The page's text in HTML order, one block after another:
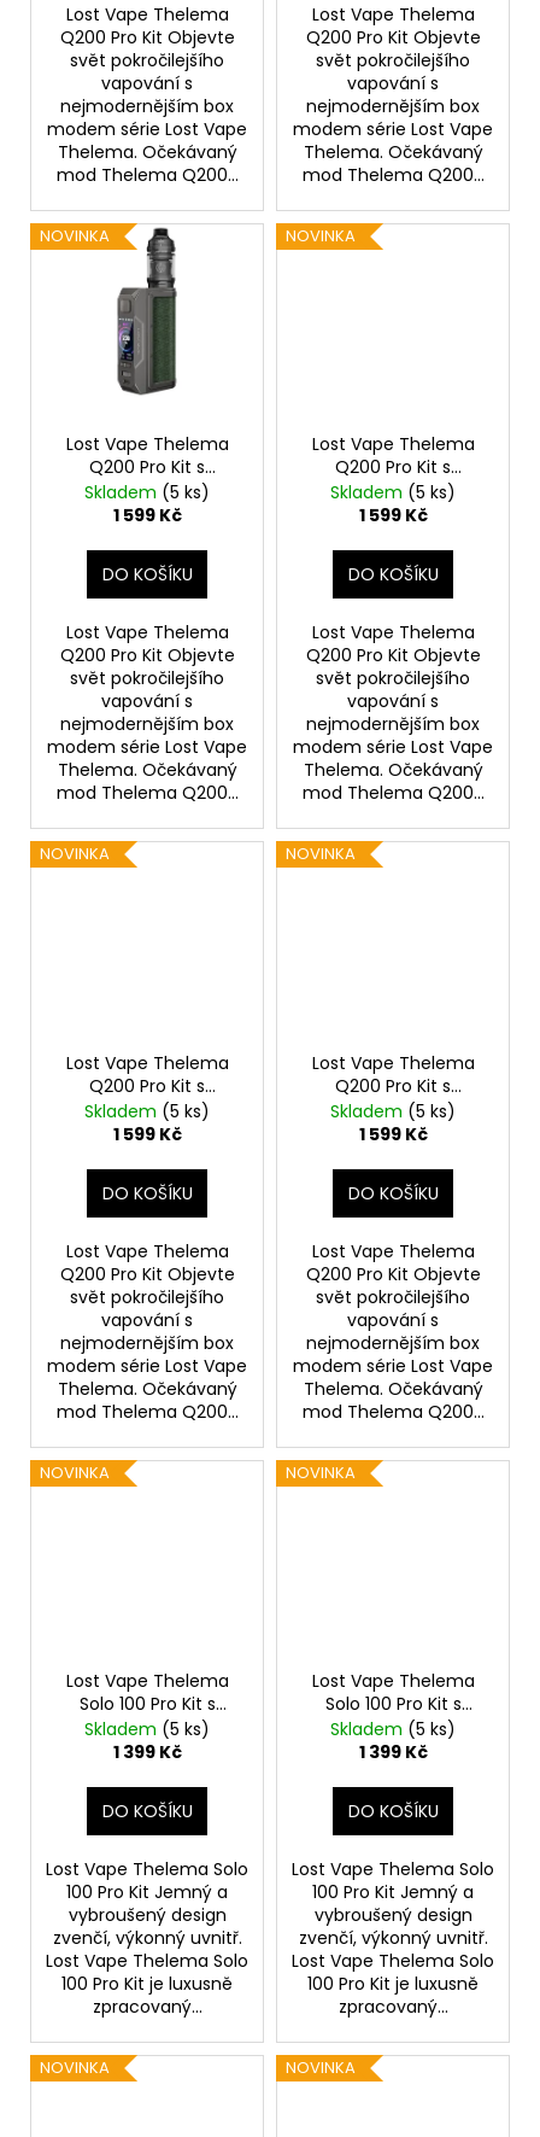
Lost Vape Thelema
Q200 Pro Kit Objevte
svět pokročilejšího
vapování s
nejmodernějším box
modem série Lost Vape
Thelema. Očekávaný
mod Thelema Q200...
Lost Vape Thelema
Q200 Pro Kit Objevte
svět pokročilejšího
vapování s
nejmodernějším box
modem série Lost Vape
Thelema. Očekávaný
mod Thelema Q200...
NOVINKA
Lost Vape Thelema
Q200 Pro Kit s
Centaurus Sub Ohm
Tank V2 (Jungle
Skladem (5 ks)
1 599 Kč
DO KOŠÍKU
Lost Vape Thelema
Q200 Pro Kit Objevte
svět pokročilejšího
vapování s
nejmodernějším box
modem série Lost Vape
Thelema. Očekávaný
mod Thelema Q200...
NOVINKA
Lost Vape Thelema
Q200 Pro Kit s
Centaurus Sub Ohm
Tank V2 (Desert
Skladem (5 ks)
1 599 Kč
DO KOŠÍKU
Lost Vape Thelema
Q200 Pro Kit Objevte
svět pokročilejšího
vapování s
nejmodernějším box
modem série Lost Vape
Thelema. Očekávaný
mod Thelema Q200...
NOVINKA
Lost Vape Thelema
Q200 Pro Kit s
Centaurus Sub Ohm
Tank V2 (Dark
Skladem (5 ks)
1 599 Kč
DO KOŠÍKU
Lost Vape Thelema
Q200 Pro Kit Objevte
svět pokročilejšího
vapování s
nejmodernějším box
modem série Lost Vape
Thelema. Očekávaný
mod Thelema Q200...
NOVINKA
Lost Vape Thelema
Q200 Pro Kit s
Centaurus Sub Ohm
Tank V2 (Armor
Skladem (5 ks)
1 599 Kč
DO KOŠÍKU
Lost Vape Thelema
Q200 Pro Kit Objevte
svět pokročilejšího
vapování s
nejmodernějším box
modem série Lost Vape
Thelema. Očekávaný
mod Thelema Q200...
NOVINKA
Lost Vape Thelema
Solo 100 Pro Kit s
Centaurus Sub Ohm
Tank V2 (Wavy Silver)
Skladem (5 ks)
1 399 Kč
DO KOŠÍKU
Lost Vape Thelema Solo
100 Pro Kit Jemný a
vybroušený design
zvenčí, výkonný uvnitř.
Lost Vape Thelema Solo
100 Pro Kit je luxusně
zpracovaný...
NOVINKA
Lost Vape Thelema
Solo 100 Pro Kit s
Centaurus Sub Ohm
Tank V2 (Wavy Gold)
Skladem (5 ks)
1 399 Kč
DO KOŠÍKU
Lost Vape Thelema Solo
100 Pro Kit Jemný a
vybroušený design
zvenčí, výkonný uvnitř.
Lost Vape Thelema Solo
100 Pro Kit je luxusně
zpracovaný...
NOVINKA NOVINKA